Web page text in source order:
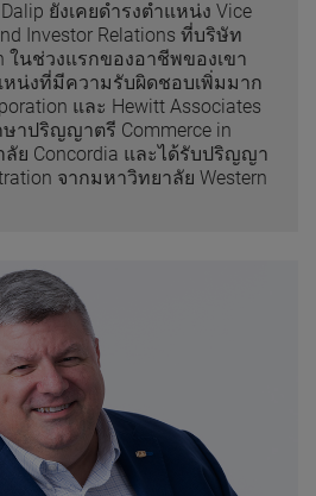
ยังเคยดำรงตำแหน่ง Vice
Investor Relations ที่บริษัท
ในช่วงแรกของอาชีพของเขา
หน่งที่มีความรับผิดชอบเพิ่มมาก
และ Hewitt Associates
ษาปริญญาตรี Commerce in
ลัย Concordia และได้รับปริญญา
จากมหาวิทยาลัย Western